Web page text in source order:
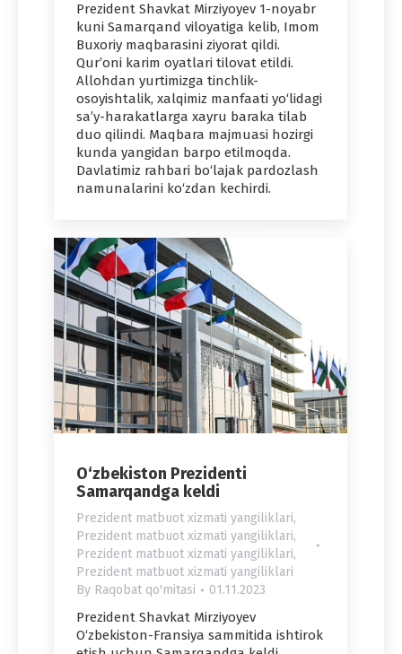
Prezident Shavkat Mirziyoyev 1-noyabr
kuni Samarqand viloyatiga kelib, Imom
Buxoriy maqbarasini ziyorat qildi.
Qur’oni karim oyatlari tilovat etildi.
Allohdan yurtimizga tinchlik-
osoyishtalik, xalqimiz manfaati yo‘lidagi
sa’y-harakatlarga xayru baraka tilab
duo qilindi. Maqbara majmuasi hozirgi
kunda yangidan barpo etilmoqda.
Davlatimiz rahbari bo‘lajak pardozlash
namunalarini ko‘zdan kechirdi.
O‘zbekiston Prezidenti
Samarqandga keldi
Prezident matbuot xizmati yangiliklari,
Prezident matbuot xizmati yangiliklari,
Prezident matbuot xizmati yangiliklari,
Prezident matbuot xizmati yangiliklari
By Raqobat qo'mitasi 01.11.2023
Prezident Shavkat Mirziyoyev
O‘zbekiston-Fransiya sammitida ishtirok